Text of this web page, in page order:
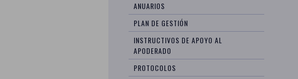
ANUARIOS
PLAN DE GESTIÓN
INSTRUCTIVOS DE APOYO AL
APODERADO
PROTOCOLOS